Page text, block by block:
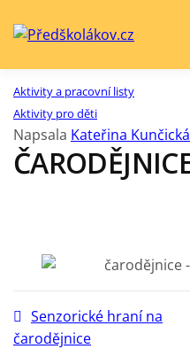
Aktivity a pracovní listy
Aktivity pro děti
Napsala Kateřina Kunčická
Senzorické hraní na
čarodějnice